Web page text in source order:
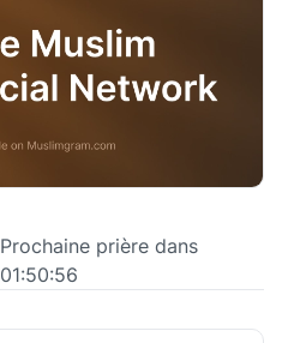
Prochaine prière dans
01:50:55